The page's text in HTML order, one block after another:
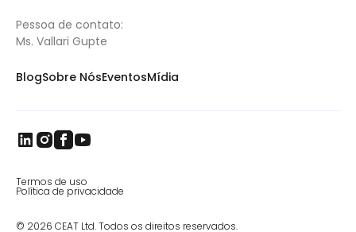
Pessoa de contato:
Ms. Vallari Gupte
BlogSobre NósEventosMídia
© 2026 CEAT Ltd. Todos os direitos reservados.
Termos de uso
Política de privacidade